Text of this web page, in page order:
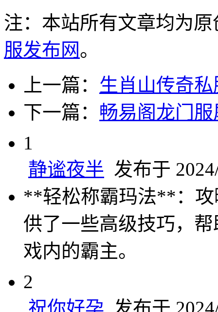
注：本站所有文章均为
服发布网。
上一篇： 生肖山传奇
下一篇： 畅易阁龙门
1
静谧夜半 发布于
**轻松称霸玛法**：攻
供了一些高级技巧，
戏内的霸主。
2
祝你好孕 发布于